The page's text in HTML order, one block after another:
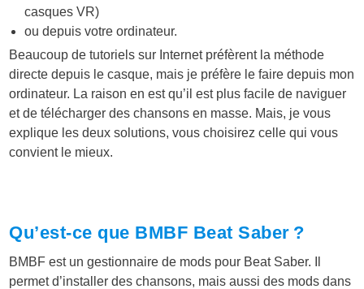
casques VR)
ou depuis votre ordinateur.
Beaucoup de tutoriels sur Internet préfèrent la méthode
directe depuis le casque, mais je préfère le faire depuis mon
ordinateur. La raison en est qu’il est plus facile de naviguer
et de télécharger des chansons en masse. Mais, je vous
explique les deux solutions, vous choisirez celle qui vous
convient le mieux.
Qu’est-ce que BMBF Beat Saber ?
BMBF est un gestionnaire de mods pour Beat Saber. Il
permet d’installer des chansons, mais aussi des mods dans